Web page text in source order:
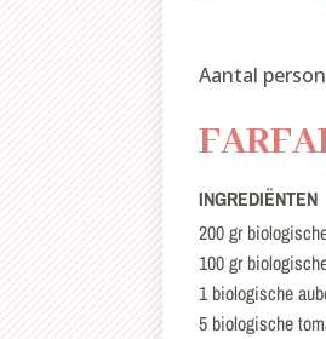
Aantal
INGREDIËNTEN
200 gr
100 gr
1 biologische
5 biologische